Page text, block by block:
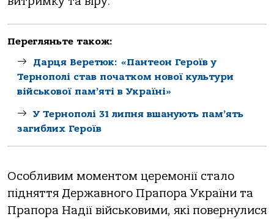
Перегляньте також:
Дарця Веретюк: «Пантеон Героїв у
Тернополі став початком нової культури
військової пам’яті в Україні»
У Тернополі 31 липня вшанують пам’ять
загиблих Героїв
Особливим моментом церемонії стало
підняття Державного Прапора України та
Прапора Надії військовими, які повернулися